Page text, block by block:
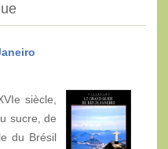
siècle,
sucre, de
du Brésil